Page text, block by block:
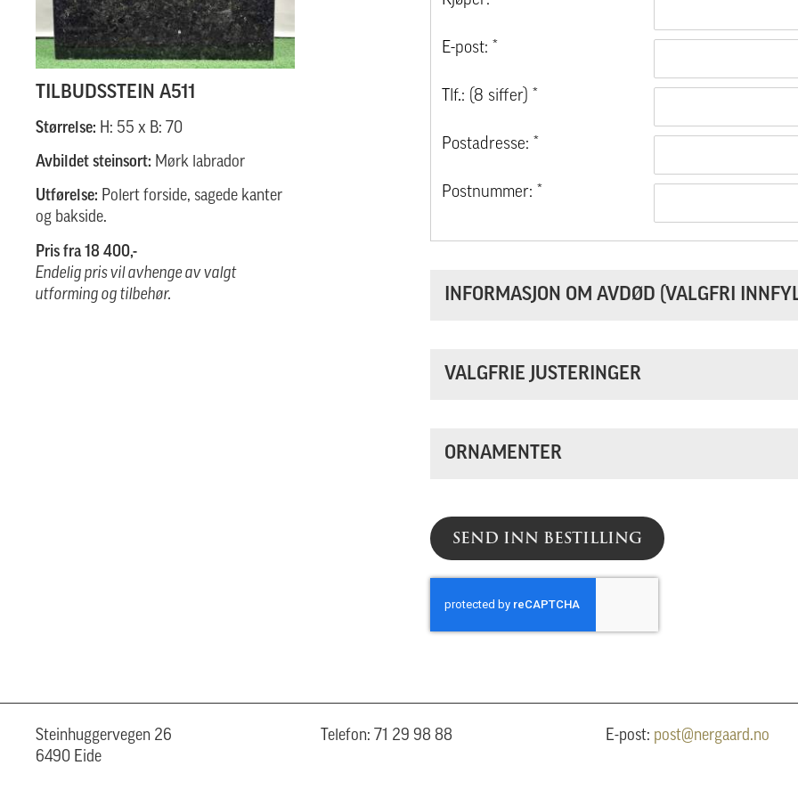
TILBUDSSTEIN A511
Størrelse: H: 55 x B: 70
Avbildet steinsort: Mørk labrador
Utførelse: Polert forside, sagede kanter
og bakside.
Pris fra 18 400,-
Endelig pris vil avhenge av valgt
utforming og tilbehør.
E-post: *
Tlf.: (8 siffer) *
Postadresse: *
Postnummer: *
INFORMASJON OM AVDØD (VALGFRI
VALGFRIE JUSTERINGER
ORNAMENTER
SEND INN BESTILLING
Steinhuggervegen 26
6490 Eide
Telefon: 71 29 98 88 E-post: post@nergaard.no